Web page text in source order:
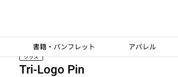
書籍・パンフレット アパレル
グッズ
Tri-Logo Pin